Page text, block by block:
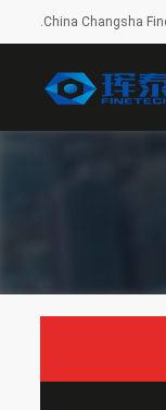
China Changsha